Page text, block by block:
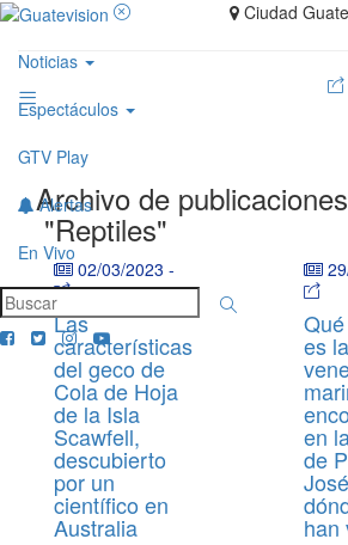
Noticias
Espectáculos
GTV Play
Alertas
En Vivo
Ciudad
Archivo de
"Reptiles"
02/03/2023 -
Las
características
del geco de
Cola de Hoja
de la Isla
Scawfell,
descubierto
por un
científico en
Australia
es
en
de
han